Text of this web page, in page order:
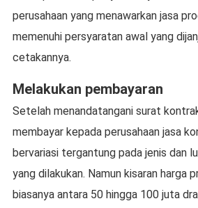
perusahaan yang menawarkan jasa
memenuhi persyaratan awal yang
cetakannya.
Melakukan pembayaran
Setelah menandatangani surat
membayar kepada perusahaan jasa
bervariasi tergantung pada jenis dan
yang dilakukan. Namun kisaran harga
biasanya antara 50 hingga 100 juta